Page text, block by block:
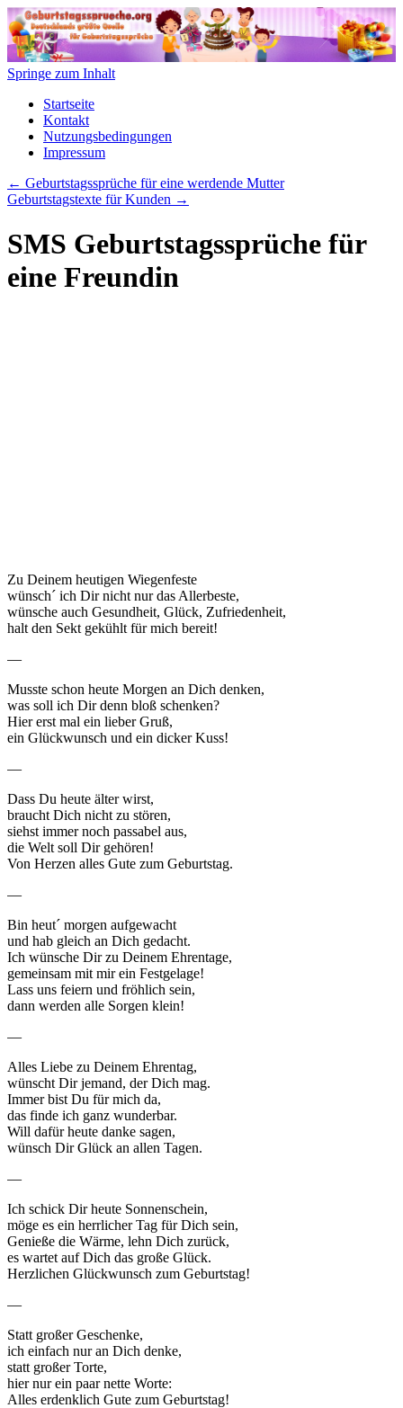
Springe zum Inhalt
Startseite
Kontakt
Nutzungsbedingungen
Impressum
← Geburtstagssprüche für eine werdende Mutter
Geburtstagstexte für Kunden →
SMS Geburtstagssprüche für
eine Freundin
Zu Deinem heutigen Wiegenfeste
wünsch´ ich Dir nicht nur das Allerbeste,
wünsche auch Gesundheit, Glück, Zufriedenheit,
halt den Sekt gekühlt für mich bereit!
—
Musste schon heute Morgen an Dich denken,
was soll ich Dir denn bloß schenken?
Hier erst mal ein lieber Gruß,
ein Glückwunsch und ein dicker Kuss!
—
Dass Du heute älter wirst,
braucht Dich nicht zu stören,
siehst immer noch passabel aus,
die Welt soll Dir gehören!
Von Herzen alles Gute zum Geburtstag.
—
Bin heut´ morgen aufgewacht
und hab gleich an Dich gedacht.
Ich wünsche Dir zu Deinem Ehrentage,
gemeinsam mit mir ein Festgelage!
Lass uns feiern und fröhlich sein,
dann werden alle Sorgen klein!
—
Alles Liebe zu Deinem Ehrentag,
wünscht Dir jemand, der Dich mag.
Immer bist Du für mich da,
das finde ich ganz wunderbar.
Will dafür heute danke sagen,
wünsch Dir Glück an allen Tagen.
—
Ich schick Dir heute Sonnenschein,
möge es ein herrlicher Tag für Dich sein,
Genieße die Wärme, lehn Dich zurück,
es wartet auf Dich das große Glück.
Herzlichen Glückwunsch zum Geburtstag!
—
Statt großer Geschenke,
ich einfach nur an Dich denke,
statt großer Torte,
hier nur ein paar nette Worte:
Alles erdenklich Gute zum Geburtstag!